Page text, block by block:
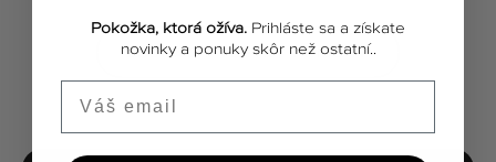
ZOBRAZIŤ VŠETKY PRÍBEHY
Pokožka, ktorá ožíva. Prihláste sa a získate
novinky a ponuky skôr než ostatní..